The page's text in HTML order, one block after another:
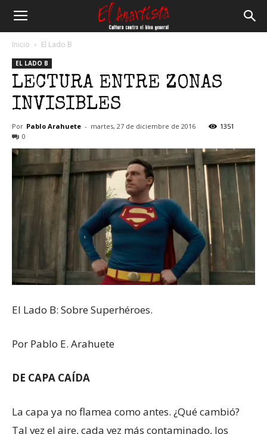
Anartista
Inicio El Lado B
EL LADO B
LECTURA ENTRE ZONAS
INVISIBLES
Por Pablo Arahuete - martes, 27 de diciembre de 2016
1351
0
El Lado B: Sobre Superhéroes.
Por Pablo E. Arahuete
DE CAPA CAÍDA
La capa ya no flamea como antes. ¿Qué cambió?
Tal vez el aire, cada vez más contaminado, los